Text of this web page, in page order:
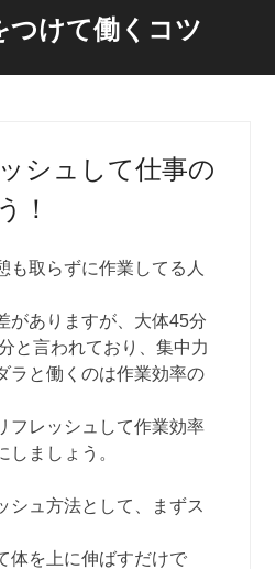
つけて働くコツ
シュして仕事の
！
も取らずに作業してる人
がありますが、大体45分
と言われており、集中力
ラと働くのは作業効率の
フレッシュして作業効率
しましょう。
シュ方法として、まずス
体を上に伸ばすだけで